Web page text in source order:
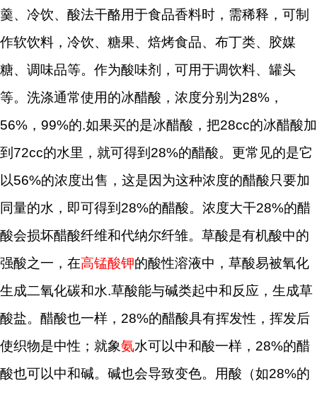
羹、冷饮、酸法干酪用于食品香料时，需稀释，可制
作软饮料，冷饮、糖果、焙烤食品、布丁类、胶媒
糖、调味品等。作为酸味剂，可用于调饮料、罐头
等。洗涤通常使用的冰醋酸，浓度分别为28%，
56%，99%的.如果买的是冰醋酸，把28cc的冰醋酸加
到72cc的水里，就可得到28%的醋酸。更常见的是它
以56%的浓度出售，这是因为这种浓度的醋酸只要加
同量的水，即可得到28%的醋酸。浓度大干28%的醋
酸会损坏醋酸纤维和代纳尔纤雏。草酸是有机酸中的
强酸之一，在高锰酸钾的酸性溶液中，草酸易被氧化
生成二氧化碳和水.草酸能与碱类起中和反应，生成草
酸盐。醋酸也一样，28%的醋酸具有挥发性，挥发后
使织物是中性；就象氨水可以中和酸一样，28%的醋
酸也可以中和碱。碱也会导致变色。用酸（如28%的